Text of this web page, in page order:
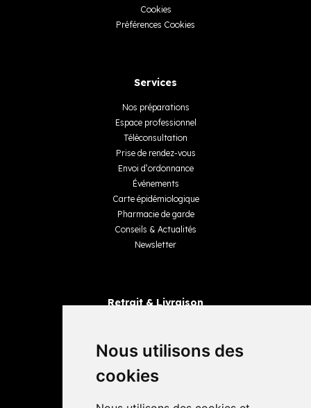
Nous utilisons des
cookies
Cookies
Préférences Cookies
Services
Nos préparations
Espace professionnel
Téléconsultation
Prise de rendez-vous
Envoi d’ordonnance
Événements
Carte épidémiologique
Pharmacie de garde
Conseils & Actualités
Newsletter
Retrait & Livraison
Livraisons